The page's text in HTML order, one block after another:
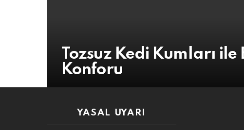
Tozsuz Kedi Kumları ile
Konforu
YASAL UYARI